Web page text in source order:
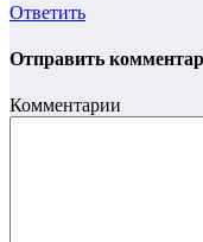
Ответить
Отправить
Комментарии